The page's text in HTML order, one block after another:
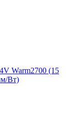
Warm2700 (15
Вт)